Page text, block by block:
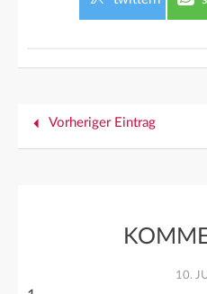
Vorheriger Eintrag
10.